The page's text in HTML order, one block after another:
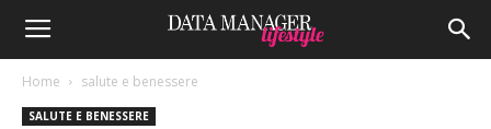
Home salute e benessere
SALUTE E BENESSERE